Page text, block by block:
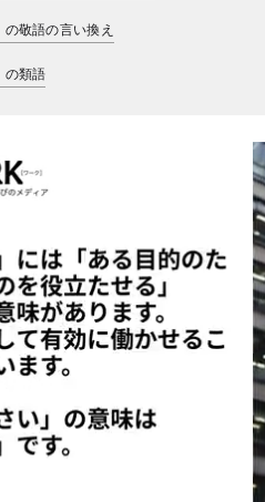
の敬語の言い換え
の類語